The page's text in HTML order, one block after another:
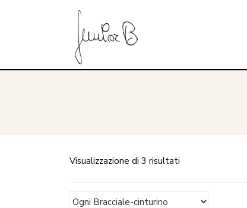
Visualizzazione di 3 risultati